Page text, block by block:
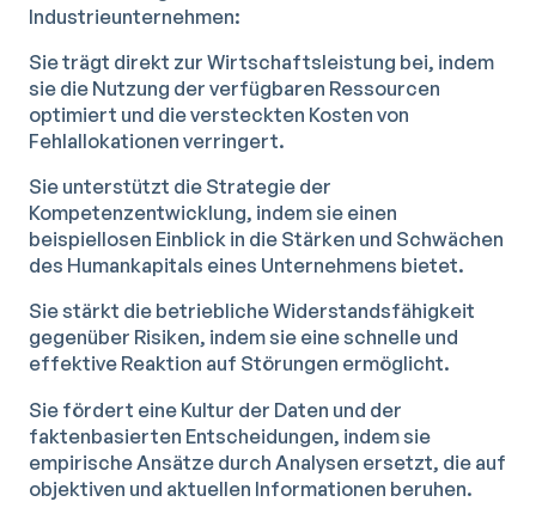
Industrieunternehmen:
Sie trägt direkt zur Wirtschaftsleistung bei, indem
sie die Nutzung der verfügbaren Ressourcen
optimiert und die versteckten Kosten von
Fehlallokationen verringert.
Sie unterstützt die Strategie der
Kompetenzentwicklung, indem sie einen
beispiellosen Einblick in die Stärken und Schwächen
des Humankapitals eines Unternehmens bietet.
Sie stärkt die betriebliche Widerstandsfähigkeit
gegenüber Risiken, indem sie eine schnelle und
effektive Reaktion auf Störungen ermöglicht.
Sie fördert eine Kultur der Daten und der
faktenbasierten Entscheidungen, indem sie
empirische Ansätze durch Analysen ersetzt, die auf
objektiven und aktuellen Informationen beruhen.